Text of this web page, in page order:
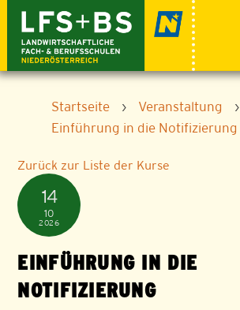
content
Startseite › Veranstaltung
›
Einführung in die Notifizierung
Zurück zur Liste der Kurse
14
10
2026
EINFÜHRUNG IN DIE
NOTIFIZIERUNG